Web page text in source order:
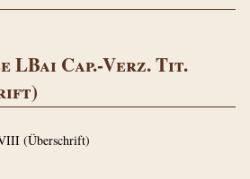
Cap.-Verz. Tit.
(Überschrift)